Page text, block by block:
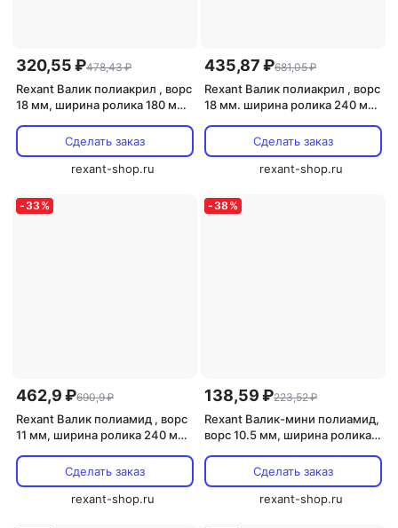
320,55 ₽478,43 ₽
Rexant Валик полиакрил , ворс
18 мм, ширина ролика 180 мм,
«Мастер»89-0001 1 шт
Сделать заказ
rexant-shop.ru
435,87 ₽681,05 ₽
Rexant Валик полиакрил , ворс
18 мм. ширина ролика 240 мм,
«Мастер», 89-0002 1 шт
Сделать заказ
rexant-shop.ru
- 33 %
462,9 ₽690,9 ₽
Rexant Валик полиамид , ворс
11 мм, ширина ролика 240 мм,
Сделать заказ
rexant-shop.ru
- 38 %
138,59 ₽223,52 ₽
Rexant Валик-мини полиамид,
ворс 10.5 мм, ширина ролика
Сделать заказ
rexant-shop.ru